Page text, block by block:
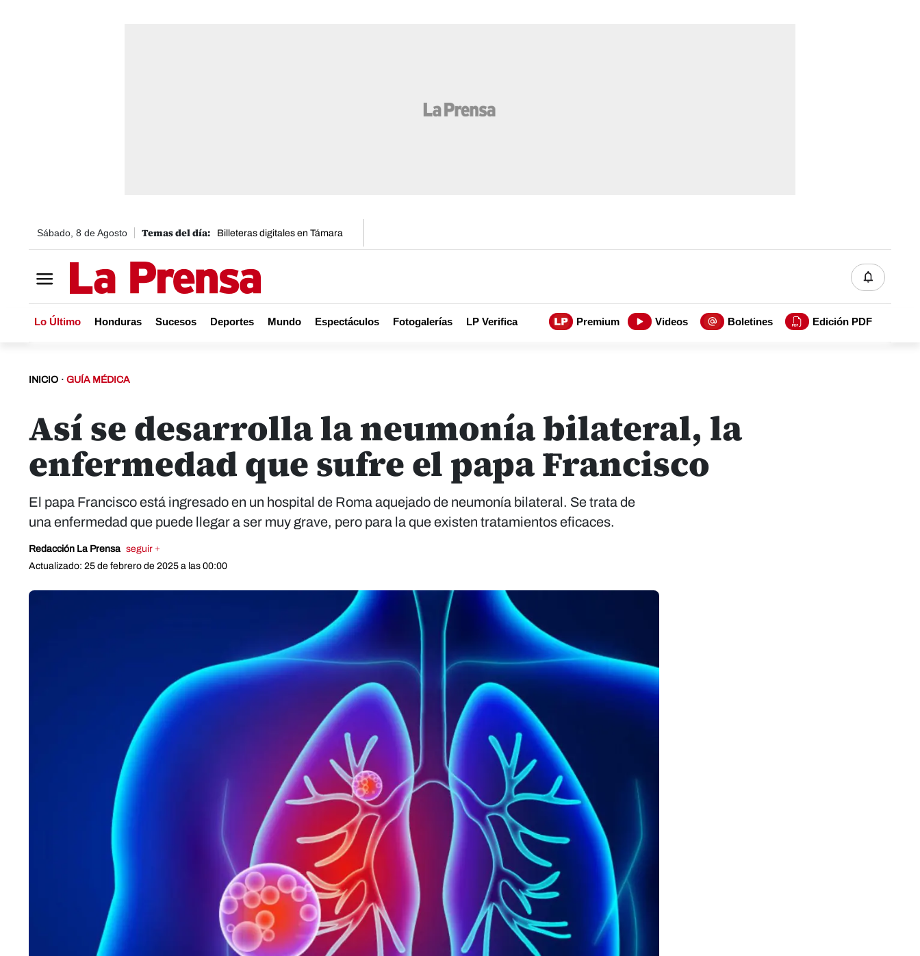
Sábado, 8 de Agosto Billeteras digitales en Támara
Lo Último Honduras Sucesos Deportes Mundo Espectáculos Fotogalerías LP Verifica Premium Videos Boletines Edición PDF
INICIO · GUÍA MÉDICA
Así se desarrolla la neumonía bilateral, la
enfermedad que sufre el papa Francisco
El papa Francisco está ingresado en un hospital de Roma aquejado de neumonía bilateral. Se trata de
una enfermedad que puede llegar a ser muy grave, pero para la que existen tratamientos eficaces.
Redacción La Prensa seguir +
Actualizado: 25 de febrero de 2025 a las 00:00